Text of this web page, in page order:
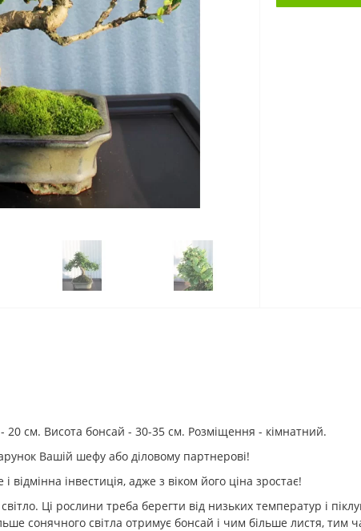
20 см. Висота бонсай - 30-35 см. Розміщення - кімнатний.
Вашій шефу або діловому партнерові!
відмінна інвестиція, адже з віком його ціна зростає!
Ці рослини треба берегти від низьких температур і
сонячного світла отримує бонсай і чим більше листя, тим